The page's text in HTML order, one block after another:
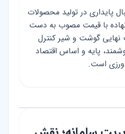
پایداری در تولید محصولات
با قیمت مصوب به دست
نهایی گوشت و شیر کنترل
پایه و اساس اقتصاد
است.